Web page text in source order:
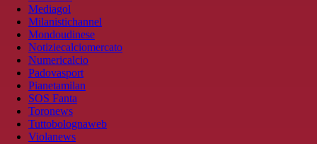
Mediagol
Milanistichannel
Mondoudinese
Notiziecalciomercato
Numericalcio
Padovasport
Pianetamilan
SOS Fanta
Toronews
Tuttobolognaweb
Violanews